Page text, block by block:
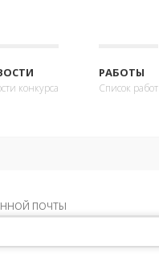
конкурса
РАБОТЫ
Список работ
ПОЧТЫ